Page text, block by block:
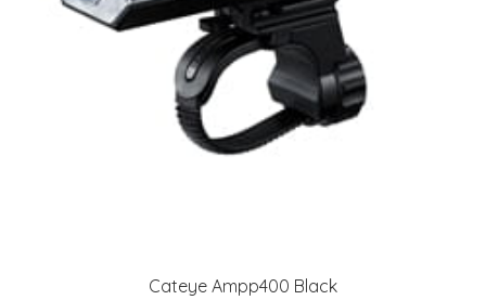
Cateye Ampp400 Black